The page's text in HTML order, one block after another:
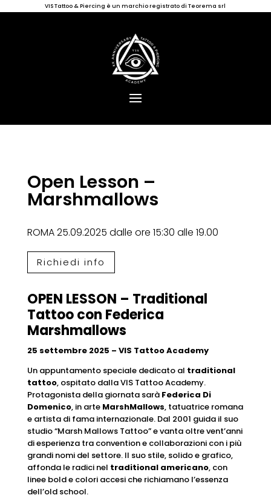
VIS Tattoo & Piercing è un marchio registrato di Teorema srl
Open Lesson –
Marshmallows
ROMA 25.09.2025 dalle ore 15:30 alle 19.00
Richiedi info
OPEN LESSON – Traditional
Tattoo con Federica
Marshmallows
25 settembre 2025 – VIS Tattoo Academy
Un appuntamento speciale dedicato al traditional
tattoo, ospitato dalla VIS Tattoo Academy.
Protagonista della giornata sarà Federica Di
Domenico, in arte MarshMallows, tatuatrice romana
e artista di fama internazionale. Dal 2001 guida il suo
studio “Marsh Mallows Tattoo” e vanta oltre vent’anni
di esperienza tra convention e collaborazioni con i più
grandi nomi del settore. Il suo stile, solido e grafico,
affonda le radici nel traditional americano, con
linee bold e colori accesi che richiamano l’essenza
dell’old school.